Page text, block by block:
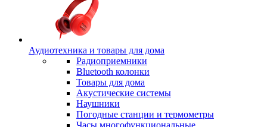
Аудиотехника и товары для дома
Радиоприемники
Bluetooth колонки
Товары для дома
Акустические системы
Наушники
Погодные станции и термометры